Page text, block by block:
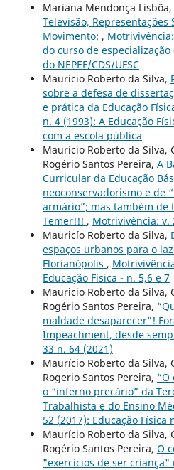
Mariana Mendonça
Televisão, Representações
Movimento: ,
do curso de especialização
do NEPEF/CDS/UFSC
Maurício Roberto da Silva,
sobre a defesa de
e prática da Educação
n. 4 (1993): A Educação
com a escola pública
Maurício Roberto da Silva,
Rogério Santos Pereira, A
Curricular da Educação
neoconservadorismo e de
armário”; mas também de
Temer!!! , Motrivivência: v.
Mauricío Roberto da Silva,
espaços urbanos para o
Florianópolis ,
Educação Física - n. 5,6 e 7
Mauricio Roberto da Silva,
Rogério Santos Pereira,
maldade desaparecer”!
Impeachment, desde
33 n. 64 (2021)
Maurício Roberto da Silva,
Rogerio Santos Pereira,
o “inferno precário” da
Trabalhista e do Ensino
52 (2017): Educação Física
Maurício Roberto da Silva,
Rogério Santos Pereira, O
"exercícios de ser criança"